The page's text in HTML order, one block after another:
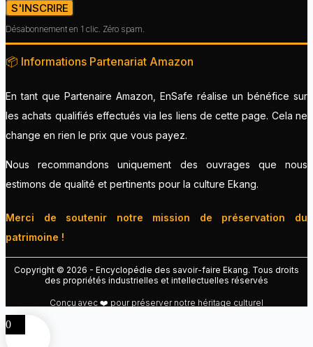
S'INSCRIRE
Désabonnement en 1 clic. Zéro spam.
📦 Informations Partenariat Amazon
En tant que Partenaire Amazon, EnSafe réalise un bénéfice sur
les achats qualifiés effectués via les liens de cette page. Cela ne
change en rien le prix que vous payez.
Nous recommandons uniquement des ouvrages que nous
estimons de qualité et pertinents pour la culture Ekang.
Merci de soutenir notre mission de préservation du
patrimoine !
Copyright © 2026 - Encyclopédie des savoir-faire Ekang. Tous droits
des propriétés industrielles et intellectuelles réservés
Conçu avec ❤️ pour préserver notre héritage culturel
0